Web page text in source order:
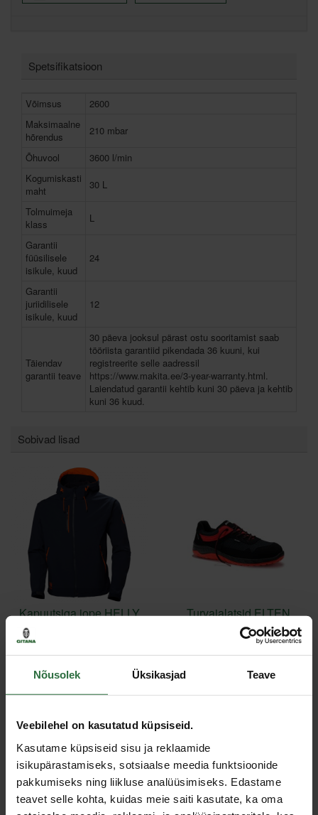
Nõusolek Üksikasjad Teave
Veebilehel on kasutatud küpsiseid.
Kasutame küpsiseid sisu ja reklaamide
isikupärastamiseks, sotsiaalse meedia funktsioonide
pakkumiseks ning liikluse analüüsimiseks. Edastame
teavet selle kohta, kuidas meie saiti kasutate, ka oma
Spetsifikatsioon
Võimsus
2600
Maksimaalne
hõrendus
210 mbar
Õhuvool
3600 l/min
Kogumiskasti
maht
30 L
Tolmuimeja
klass
L
Garantii
füüsilisele
isikule, kuud
24
Garantii
juriidilisele
isikule, kuud
12
Täiendav
garantii teave
30 päeva jooksul pärast ostu sooritamist saab
tööriista garantiid pikendada 36 kuuni, kui
registreerite selle aadressil
https://www.makita.ee/3-year-warranty.html.
Laiendatud garantii kehtib kuni 30 päeva ja kehtib
kuni 36 kuud.
Sobivad lisad
Kapuutsiga jope HELLY
167,40 €
Palun vali toote variatsioon
Turvajalatsid ELTEN
Lonny Red Low S1P SR,
must/punane
118,87 €
Palun vali toote variatsioon